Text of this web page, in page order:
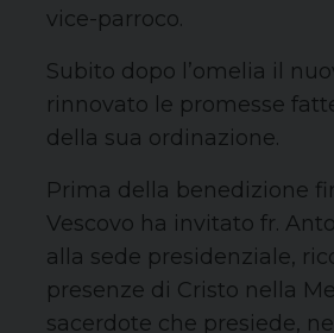
vice-parroco.
Subito dopo l’omelia il
rinnovato le promesse
della sua ordinazione.
Prima della benedizione
Vescovo ha invitato fr.
alla sede presidenziale,
presenze di Cristo nella
sacerdote che presiede,